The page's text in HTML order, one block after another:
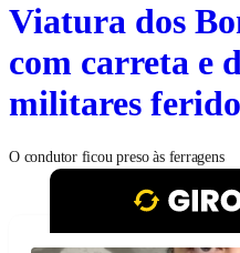
Viatura dos
com carreta e
militares
O condutor ficou preso às ferragens